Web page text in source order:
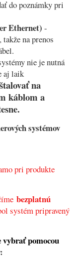
do poznámky pri
Ethernet) -
na prenos
nie je nutná
aj laik
na
káblom a
systémov
pri produkte
bezplatnú
systém pripravený
vybrať pomocou